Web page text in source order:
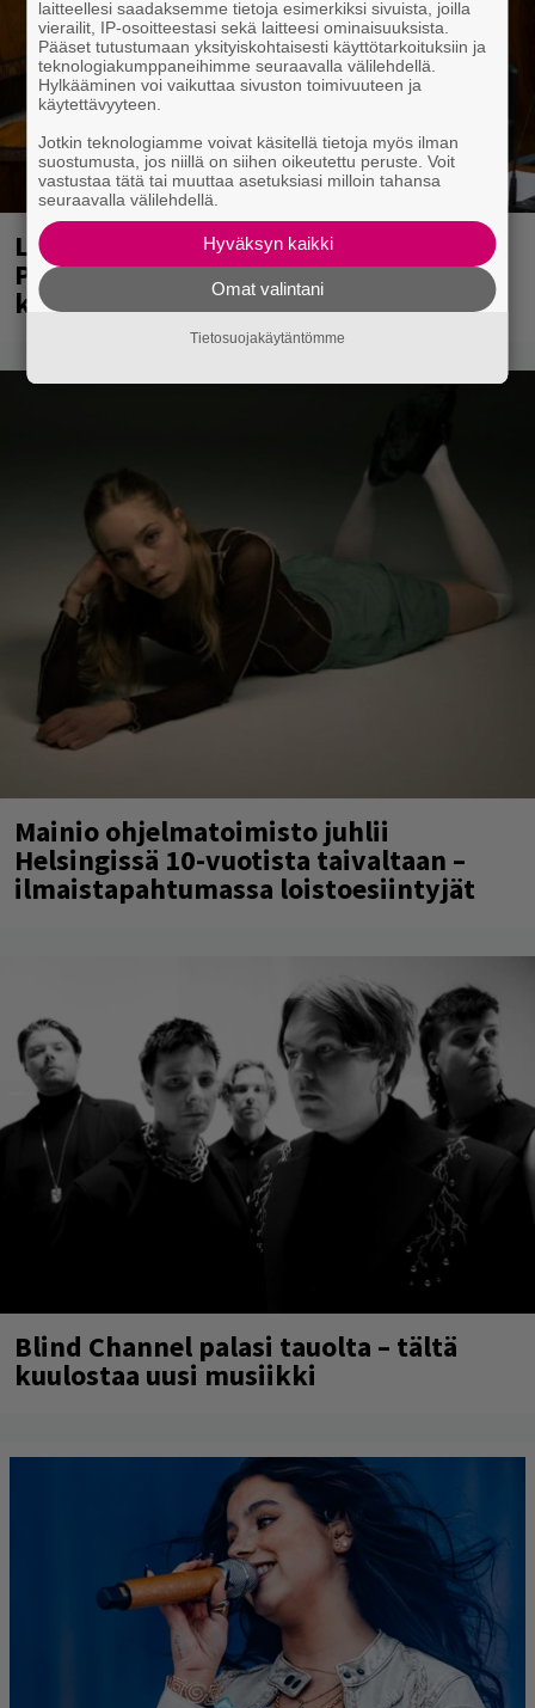
Laittomasta graffitista kiinni jäänyt
Paavo Arhinmäki jälleen spraypullo
kädessä – näitä puolueita ei kiinnosta
Mainio ohjelmatoimisto juhlii
Helsingissä 10-vuotista taivaltaan –
ilmaistapahtumassa loistoesiintyjät
Blind Channel palasi tauolta – tältä
kuulostaa uusi musiikki
laitteellesi saadaksemme tietoja esimerkiksi sivuista, joilla
vierailit, IP-osoitteestasi sekä laitteesi ominaisuuksista.
Pääset tutustumaan yksityiskohtaisesti käyttötarkoituksiin ja
teknologiakumppaneihimme seuraavalla välilehdellä.
Hylkääminen voi vaikuttaa sivuston toimivuuteen ja
käytettävyyteen.
Jotkin teknologiamme voivat käsitellä tietoja myös ilman
suostumusta, jos niillä on siihen oikeutettu peruste. Voit
vastustaa tätä tai muuttaa asetuksiasi milloin tahansa
seuraavalla välilehdellä.
Hyväksyn kaikki
Omat valintani
Tietosuojakäytäntömme